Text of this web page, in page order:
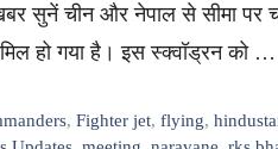
सुनें चीन और नेपाल से सीमा पर
हो गया है। इस स्क्वॉड्रन को …
,Fighter jet,flying,